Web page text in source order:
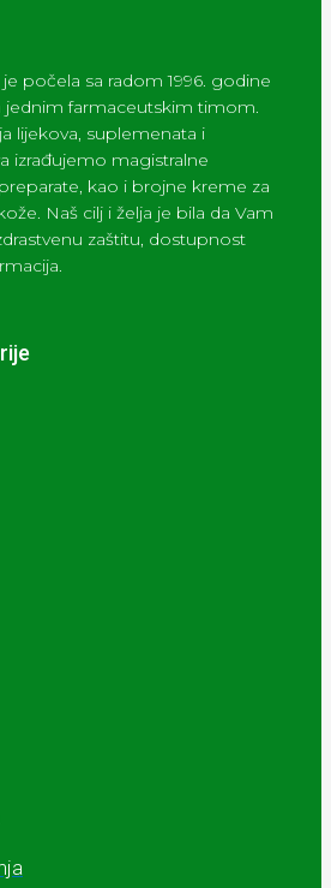
počela sa radom 1996. godine
jednim farmaceutskim timom.
lijekova, suplemenata i
izrađujemo magistralne
kao i brojne kreme za
Naš cilj i želja je bila da Vam
zaštitu, dostupnost